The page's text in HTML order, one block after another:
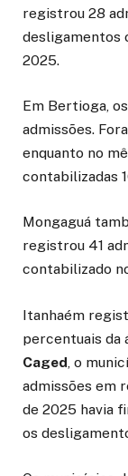
registrou 28
desligamentos
2025.
Em Bertioga,
admissões.
enquanto no
contabilizadas
Mongaguá
registrou 41
contabilizado
Itanhaém
percentuais da
Caged , o
admissões em
de 2025 havia
os